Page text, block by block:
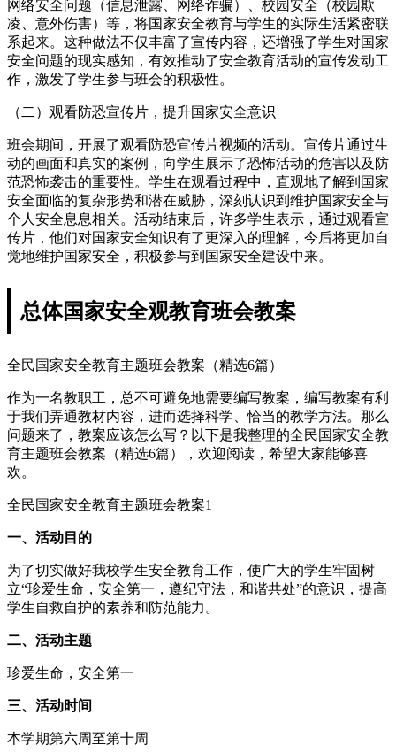
网络安全问题（信息泄露、网络诈骗）、校园安全（校园欺
凌、意外伤害）等，将国家安全教育与学生的实际生活紧密联
系起来。这种做法不仅丰富了宣传内容，还增强了学生对国家
安全问题的现实感知，有效推动了安全教育活动的宣传发动工
作，激发了学生参与班会的积极性。
（二）观看防恐宣传片，提升国家安全意识
班会期间，开展了观看防恐宣传片视频的活动。宣传片通过生
动的画面和真实的案例，向学生展示了恐怖活动的危害以及防
范恐怖袭击的重要性。学生在观看过程中，直观地了解到国家
安全面临的复杂形势和潜在威胁，深刻认识到维护国家安全与
个人安全息息相关。活动结束后，许多学生表示，通过观看宣
传片，他们对国家安全知识有了更深入的理解，今后将更加自
觉地维护国家安全，积极参与到国家安全建设中来。
总体国家安全观教育班会教案
全民国家安全教育主题班会教案（精选6篇）
作为一名教职工，总不可避免地需要编写教案，编写教案有利
于我们弄通教材内容，进而选择科学、恰当的教学方法。那么
问题来了，教案应该怎么写？以下是我整理的全民国家安全教
育主题班会教案（精选6篇），欢迎阅读，希望大家能够喜
欢。
全民国家安全教育主题班会教案1
一、活动目的
为了切实做好我校学生安全教育工作，使广大的学生牢固树
立“珍爱生命，安全第一，遵纪守法，和谐共处”的意识，提高
学生自救自护的素养和防范能力。
二、活动主题
珍爱生命，安全第一
三、活动时间
本学期第六周至第十周